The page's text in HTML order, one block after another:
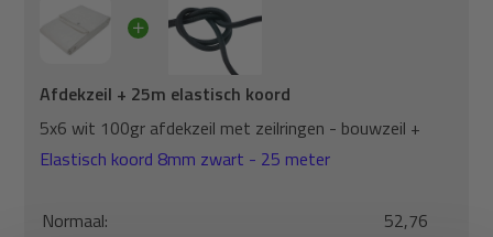
Afdekzeil + 25m elastisch koord
5x6 wit 100gr afdekzeil met zeilringen - bouwzeil +
Elastisch koord 8mm zwart - 25 meter
Normaal:
52,76